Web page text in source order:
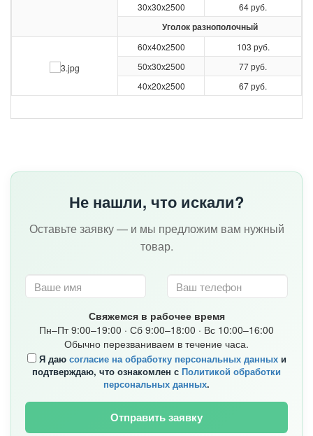
30х30х2500
64 руб.
Уголок разнополочный
60х40х2500
103 руб.
50х30х2500
77 руб.
40х20х2500
67 руб.
Не нашли, что искали?
Оставьте заявку — и мы предложим вам нужный
товар.
Свяжемся в рабочее время
Пн–Пт 9:00–19:00 · Сб 9:00–18:00 · Вс 10:00–16:00
Обычно перезваниваем в течение часа.
Я даю согласие на обработку персональных данныхи
подтверждаю, что ознакомлен с Политикой обработки
персональных данных.
Отправить заявку